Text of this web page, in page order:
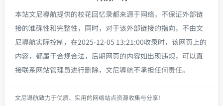
本站文尼導航提供的校花回忆录都来源于网络，不保证外部链
接的准确性和完整性，同时，对于该外部链接的指向，不由文
尼導航实际控制，在2025-12-05 13:21:00收录时，该网页上的
内容，都属于合规合法，后期网页的内容如出现违规，可以直
接联系网站管理员进行删除，文尼導航不承担任何责任。
文尼導航致力于优质、实用的网络站点资源收集与分享！